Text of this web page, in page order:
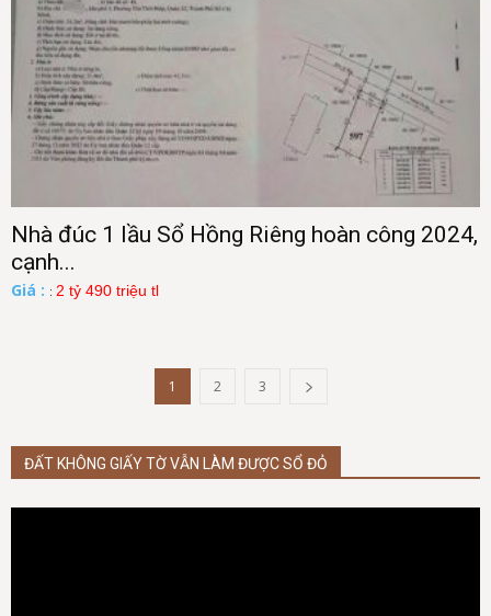
Nhà đúc 1 lầu Sổ Hồng Riêng hoàn công 2024,
cạnh...
Giá : : 2 tỷ 490 triệu tl
1 2 3
ĐẤT KHÔNG GIẤY TỜ VẪN LÀM ĐƯỢC SỔ ĐỎ